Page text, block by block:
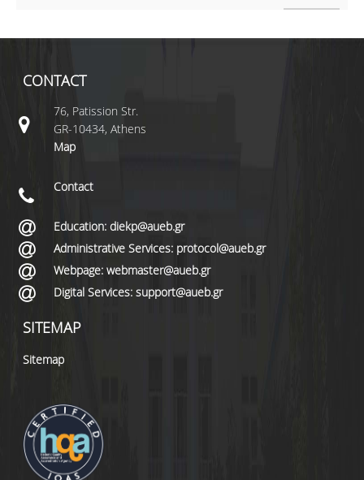
CONTACT
76, Patission Str.
GR-10434, Athens
Map
Contact
Education: diekp@aueb.gr
Administrative Services: protocol@aueb.gr
Webpage: webmaster@aueb.gr
Digital Services: support@aueb.gr
SITEMAP
Sitemap